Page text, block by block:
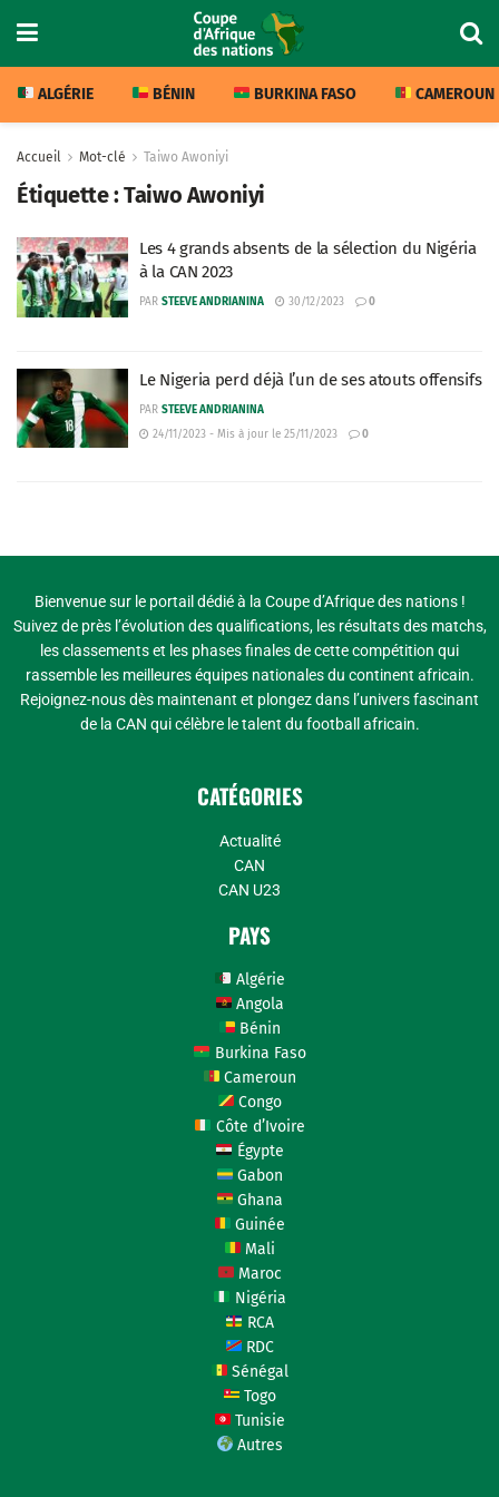
ALGÉRIE BÉNIN BURKINA FASO CAMEROUN
Accueil Mot-clé Taiwo Awoniyi
Étiquette :Taiwo Awoniyi
Les 4 grands absents de la sélection du Nigéria
à la CAN 2023
PAR STEEVE ANDRIANINA 30/12/2023 0
Le Nigeria perd déjà l’un de ses atouts offensifs
PAR STEEVE ANDRIANINA
24/11/2023 - Mis à jour le 25/11/2023
0
Bienvenue sur le portail dédié à la Coupe d’Afrique des nations !
Suivez de près l’évolution des qualifications, les résultats des matchs,
les classements et les phases finales de cette compétition qui
rassemble les meilleures équipes nationales du continent africain.
Rejoignez-nous dès maintenant et plongez dans l’univers fascinant
de la CAN qui célèbre le talent du football africain.
CATÉGORIES
Actualité
CAN
CAN U23
PAYS
Algérie
Angola
Bénin
Burkina Faso
Cameroun
Congo
Côte d’Ivoire
Égypte
Gabon
Ghana
Guinée
Mali
Maroc
Nigéria
RCA
RDC
Sénégal
Togo
Tunisie
Autres